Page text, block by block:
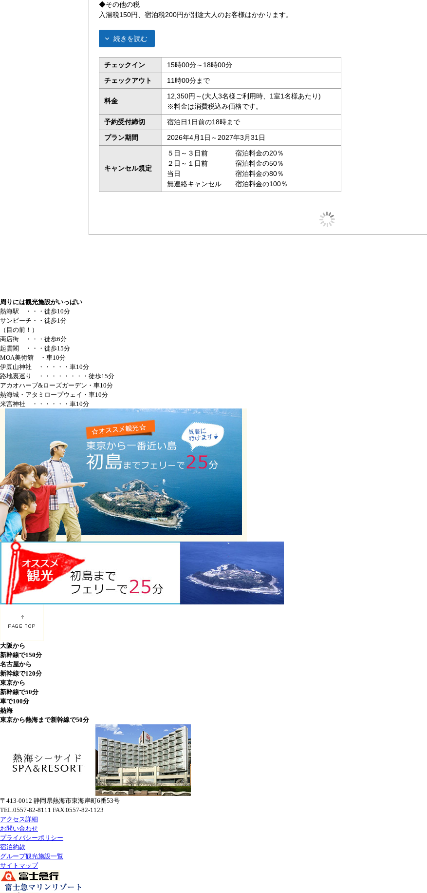
◆その他の税
入湯税150円、宿泊税200円が別途大人のお客様はかかります。
続きを読む
チェックイン
15時00分～18時00分
チェックアウト
11時00分まで
料金
12,350円～(大人3名様ご利用時、1室1名様あたり)
※料金は消費税込み価格です。
予約受付締切
宿泊日1日前の18時まで
プラン期間
2026年4月1日～2027年3月31日
キャンセル規定
５日～３日前 宿泊料金の20％
２日～１日前 宿泊料金の50％
当日 宿泊料金の80％
無連絡キャンセル 宿泊料金の100％
周りには観光施設がいっぱい
熱海駅 ・・・ 徒歩10分
サンビーチ・・ 徒歩1分
（目の前！）
商店街 ・・・徒歩6分
起雲閣 ・・・徒歩15分
MOA美術館 ・車10分
伊豆山神社 ・・・・・車10分
路地裏巡り ・・・・・・・・徒歩15分
アカオハーブ&ローズガーデン・車10分
熱海城・アタミロープウェイ・車10分
来宮神社 ・・・・・・車10分
大阪から
新幹線で150分
名古屋から
新幹線で120分
東京から
新幹線で50分
車で100分
熱海
東京から熱海まで新幹線で50分
〒413-0012 静岡県熱海市東海岸町6番53号
TEL.0557-82-8111 FAX.0557-82-1123
アクセス詳細
お問い合わせ
プライバシーポリシー
宿泊約款
グループ観光施設一覧
サイトマップ